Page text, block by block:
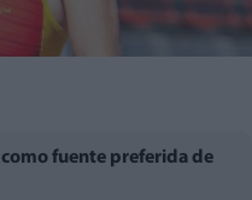
como fuente preferida de